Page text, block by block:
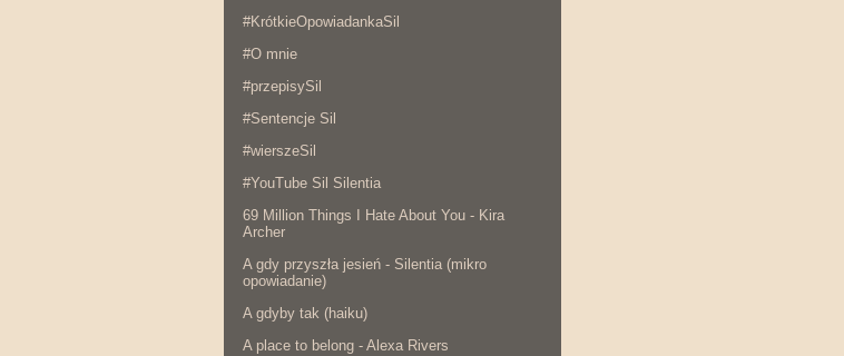
#KrótkieOpowiadankaSil
#O mnie
#przepisySil
#Sentencje Sil
#wierszeSil
#YouTube Sil Silentia
69 Million Things I Hate About You - Kira
Archer
A gdy przyszła jesień - Silentia (mikro
opowiadanie)
A gdyby tak (haiku)
A place to belong - Alexa Rivers